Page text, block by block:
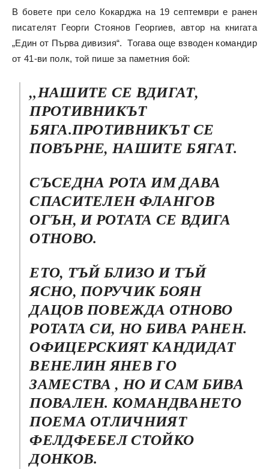
В бовете при село Кокарджа на 19 септември е ранен
писателят Георги Стоянов Георгиев, автор на книгата
„Един от Първа дивизия“. Тогава още взводен командир
от 41-ви полк, той пише за паметния бой:
„НАШИТЕ СЕ ВДИГАТ,
ПРОТИВНИКЪТ
БЯГА.ПРОТИВНИКЪТ СЕ
ПОВЪРНЕ, НАШИТЕ БЯГАТ.
СЪСЕДНА РОТА ИМ ДАВА
СПАСИТЕЛЕН ФЛАНГОВ
ОГЪН, И РОТАТА СЕ ВДИГА
ОТНОВО.
ЕТО, ТЪЙ БЛИЗО И ТЪЙ
ЯСНО, ПОРУЧИК БОЯН
ДАЦОВ ПОВЕЖДА ОТНОВО
РОТАТА СИ, НО БИВА РАНЕН.
ОФИЦЕРСКИЯТ КАНДИДАТ
ВЕНЕЛИН ЯНЕВ ГО
ЗАМЕСТВА , НО И САМ БИВА
ПОВАЛЕН. КОМАНДВАНЕТО
ПОЕМА ОТЛИЧНИЯТ
ФЕЛДФЕБЕЛ СТОЙКО
ДОНКОВ.